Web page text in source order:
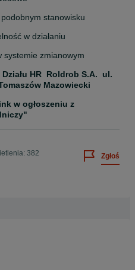
podobnym stanowisku
w działaniu
systemie zmianowym
HR  Roldrob S.A.  ul.
Mazowiecki
w ogłoszeniu z
382 Zgłoś